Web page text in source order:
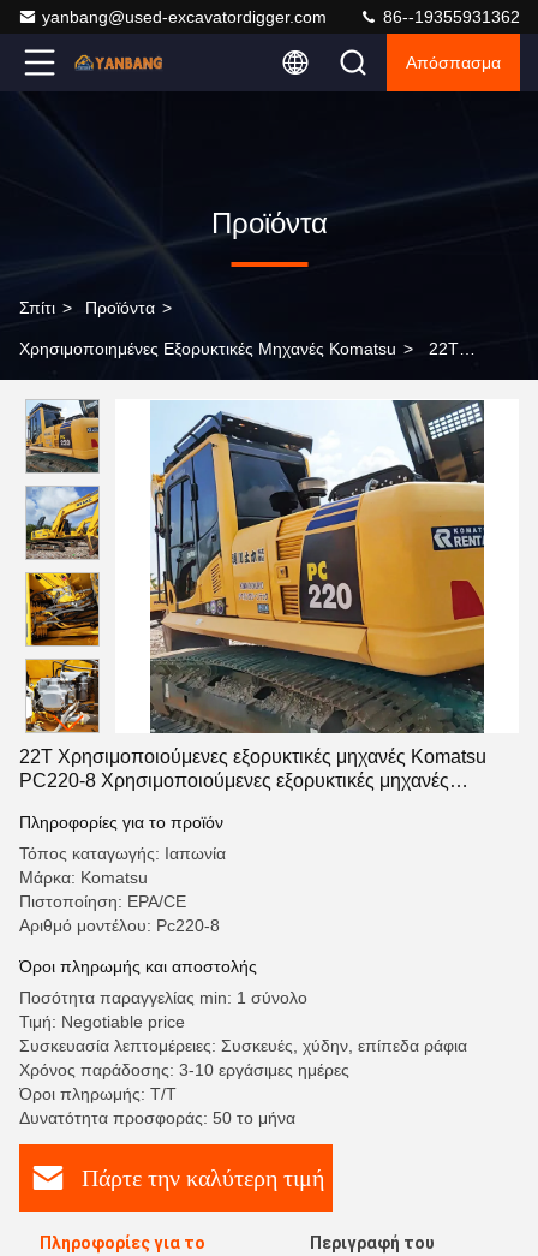
yanbang@used-excavatordigger.com 86--19355931362
Απόσπασμα
Προϊόντα
Σπίτι > Προϊόντα >
Χρησιμοποιημένες Εξορυκτικές Μηχανές Komatsu > 22T
Χρησιμοποιούμενες εξορυκτικές μηχανές Excavator Digger
22T Χρησιμοποιούμενες εξορυκτικές μηχανές Komatsu
PC220-8 Χρησιμοποιούμενες εξορυκτικές μηχανές
Πληροφορίες για το προϊόν
Τόπος καταγωγής: Ιαπωνία
Μάρκα: Komatsu
Πιστοποίηση: EPA/CE
Αριθμό μοντέλου: Pc220-8
Όροι πληρωμής και αποστολής
Ποσότητα παραγγελίας min: 1 σύνολο
Τιμή: Negotiable price
Συσκευασία λεπτομέρειες: Συσκευές, χύδην, επίπεδα ράφια
Χρόνος παράδοσης: 3-10 εργάσιμες ημέρες
Όροι πληρωμής: Τ/Τ
Δυνατότητα προσφοράς: 50 το μήνα
Πάρτε την καλύτερη τιμή
Πληροφορίες για το
Περιγραφή του